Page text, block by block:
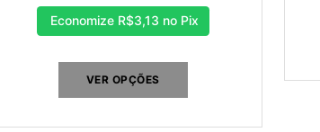
Economize R$3,13 no Pix
VER OPÇÕES